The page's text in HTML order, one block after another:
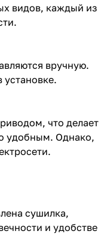
видов, каждый из
вручную.
что делает
удобным. Однако,
сушилка,
и удобстве